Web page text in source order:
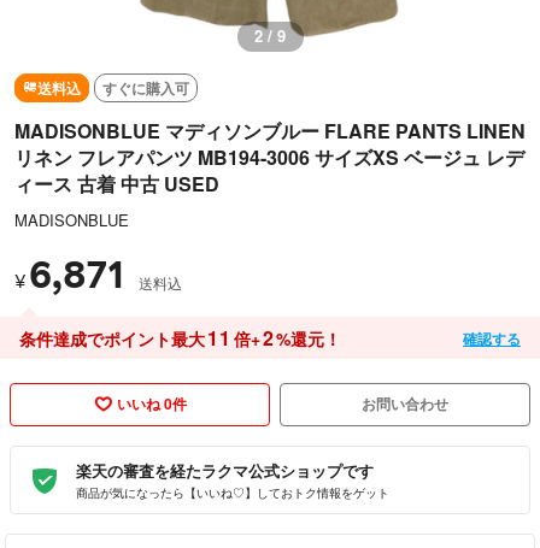
3 / 9
送料込 すぐに購入可
MADISONBLUE マディソンブルー FLARE PANTS LINEN
リネン フレアパンツ MB194-3006 サイズXS ベージュ レデ
ィース 古着 中古 USED
MADISONBLUE
¥ 6,871 送料込
条件達成でポイント最大11 倍+2%還元！ 確認する
いいね 0件 お問い合わせ
楽天の審査を経たラクマ公式ショップです
商品が気になったら【いいね♡】しておトク情報をゲット